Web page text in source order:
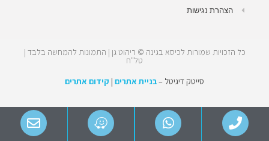
הצהרת נגישות
כל הזכויות שמורות לכיסא בגינה © ריהוט גן | התמונות להמחשה בלבד |
טל"ח
סייטק דיגיטל –בניית אתרים | קידום אתרים